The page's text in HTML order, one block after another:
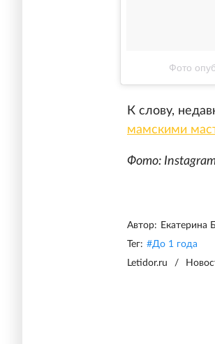
Фото
К слову,
мамскими
Фото:
Автор: Екатерина
Тег: #До 1 года
Letidor.ru
/